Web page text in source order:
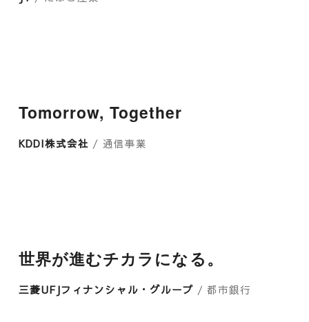
Tomorrow, Together
KDDI株式会社 / 通信事業
世界が進むチカラになる。
三菱UFJフィナンシャル・グループ / 都市銀行